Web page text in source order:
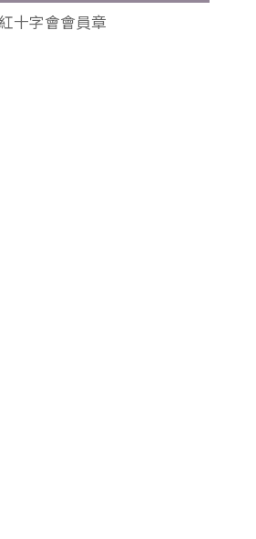
十字會會員章